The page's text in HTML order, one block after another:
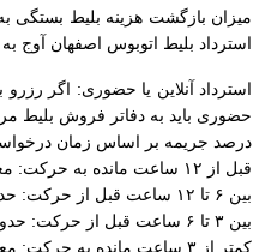
میزان بازگشت هزینه بلیط بستگی
استرداد بلیط اتوبوس اصفهان آوج
استرداد آنلاین یا حضوری: اگر
حضوری باید به دفاتر فروش بلیط
درصد جریمه بر اساس زمان
قبل از ۱۲ ساعت مانده به حرکت: معمولاً ۹۰٪ مبلغ بلیط بازگردانده می‌شود؛
بین ۶ تا ۱۲ ساعت قبل از حرکت: حدود ۷۰٪ مبلغ بلیط مسترد خواهد شد؛
بین ۳ تا ۶ ساعت قبل از حرکت: حدود ۵۰٪ از هزینه بلیط به شما بازگردانده می‌شود؛
کمتر از ۳ ساعت مانده به حرکت: معمولاً امکان استرداد وجود ندارد یا جریمه ۱۰۰٪ اعمال می‌شود.